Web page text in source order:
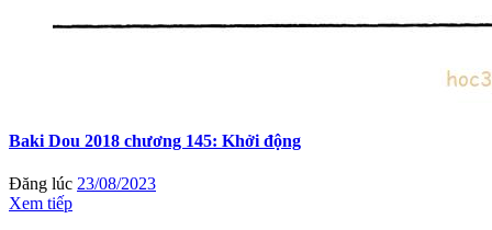
Baki Dou 2018 chương 145: Khởi động
Đăng lúc 23/08/2023
Xem tiếp